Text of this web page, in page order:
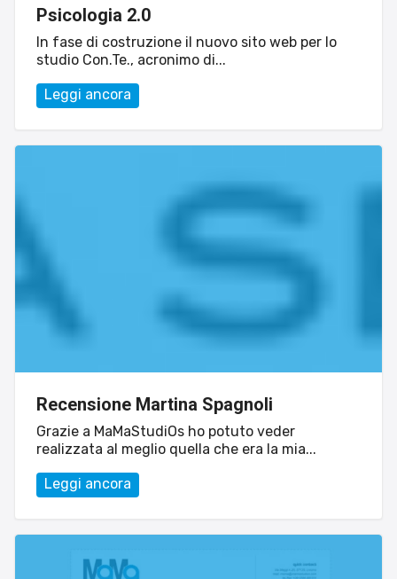
Psicologia 2.0
In fase di costruzione il nuovo sito web per lo
studio Con.Te., acronimo di...
Leggi ancora
Recensione Martina Spagnoli
Grazie a MaMaStudiOs ho potuto veder
realizzata al meglio quella che era la mia...
Leggi ancora